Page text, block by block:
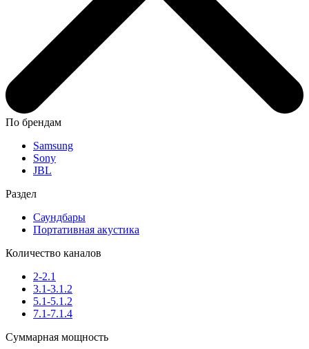
По брендам
Samsung
Sony
JBL
Раздел
Саундбары
Портативная акустика
Количество каналов
2-2.1
3.1-3.1.2
5.1-5.1.2
7.1-7.1.4
Суммарная мощность